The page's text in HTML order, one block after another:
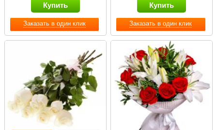
Заказать в один клик
Купить
Заказать в один клик
Купить